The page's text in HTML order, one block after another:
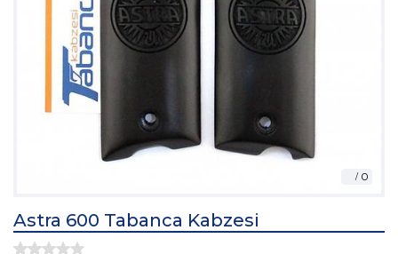
Astra 600 Tabanca Kabzesi